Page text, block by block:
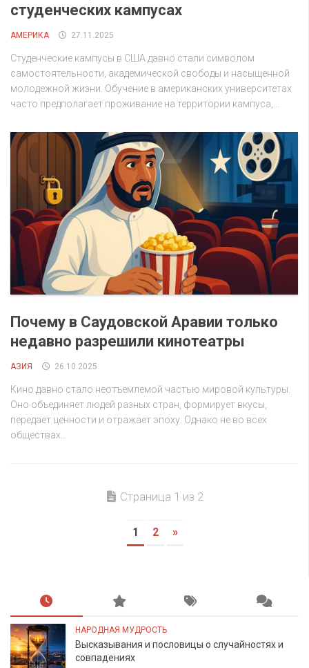
студенческих кампусах
АМЕРИКА 27.11.2025
Студенческие кампусы в США давно стали символом
самостоятельности, академической свободы и насыщенной
молодежной жизни. Обучение в американских университетах
часто предполагает проживание на территории кампуса,...
Почему в Саудовской Аравии только
недавно разрешили кинотеатры
АЗИЯ 26.10.2025
Кино давно стало неотъемлемой частью мировой культуры.
Оно объединяет людей разных стран, формирует вкусы,
передает ценности и отражает эпоху. Однако не во всех
обществах...
Страница 1 из 2
1 2 »
НАРОДНАЯ МУДРОСТЬ
Высказывания и пословицы о случайностях и
совпадениях